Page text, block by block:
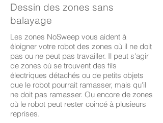
Dessin des zones sans
balayage
Les zones NoSweep vous aident à
éloigner votre robot des zones où il ne doit
pas ou ne peut pas travailler. Il peut s'agir
de zones où se trouvent des fils
électriques détachés ou de petits objets
que le robot pourrait ramasser, mais qu'il
ne doit pas ramasser. Ou encore de zones
où le robot peut rester coincé à plusieurs
reprises.